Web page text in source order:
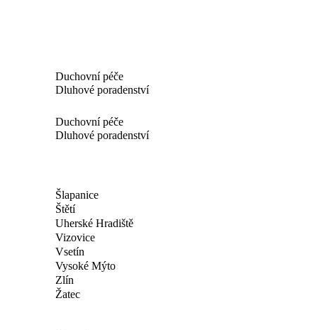
Duchovní péče
Dluhové poradenství
Duchovní péče
Dluhové poradenství
Šlapanice
Štětí
Uherské Hradiště
Vizovice
Vsetín
Vysoké Mýto
Zlín
Žatec